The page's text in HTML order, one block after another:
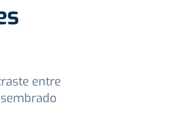
entre